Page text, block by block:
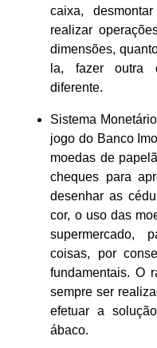
caixa,
realizar
dimensões,
la, fazer outra
diferente.
Sistema
jogo do Banco
moedas de
cheques para
desenhar as
cor, o uso das
supermercado,
coisas, por
fundamentais. O
sempre ser
efetuar a
ábaco.